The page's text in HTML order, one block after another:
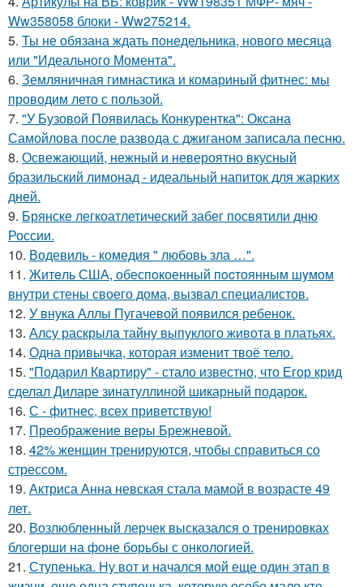
Ww358058 блоки - Ww275214.
5. Ты не обязана ждать понедельника, нового месяца
или "Идеального Момента".
6. Земляничная гимнастика и комариный фитнес: мы
проводим лето с пользой.
7. "У Бузовой Появилась Конкурентка": Оксана
Самойлова после развода с джиганом записала песню.
8. Освежающий, нежный и невероятно вкусный
бразильский лимонад - идеальный напиток для жарких
дней.
9. Брянске легкоатлетический забег посвятили дню
России.
10. Водевиль - комедия " любовь зла …".
11. Житeль США, обеспoкоенный пocтоянным шyмом
внутри стены своего дома, вызвал специалистов.
12. У внука Аллы Пугачевой появился ребенок.
13. Алсу раскрыла тайну выпуклого живота в платьях.
14. Одна привычка, которая изменит твоё тело.
15. "Подарил Квартиру" - стало известно, что Егор крид
сделал Диларе зинатуллиной шикарный подарок.
16. С - фитнес, всех приветствую!
17. Преображение веры Брежневой.
18. 42% женщин тренируются, чтобы справиться со
стрессом.
19. Актриса Анна невская стала мамой в возрасте 49
лет.
20. Возлюбленный лерчек высказался о тренировках
блогерши на фоне борьбы с онкологией.
21. Ступенька. Ну вот и начался мой еще один этап в